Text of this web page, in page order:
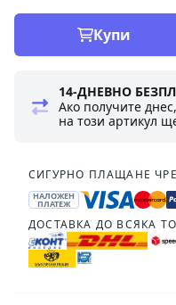
Купи
14-ДНЕВНО
Ако получите
на този артикул
СИГУРНО ПЛАЩАНЕ
НАЛОЖЕН
ПЛАТЕЖ
ДОСТАВКА ДО ВСЯКА